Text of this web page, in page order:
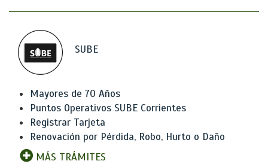
SUBE
Mayores de 70 Años
Puntos Operativos SUBE Corrientes
Registrar Tarjeta
Renovación por Pérdida, Robo, Hurto o Daño
MÁS TRÁMITES